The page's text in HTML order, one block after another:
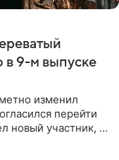
в 9-м выпуске
изменил
перейти
новый участник, а